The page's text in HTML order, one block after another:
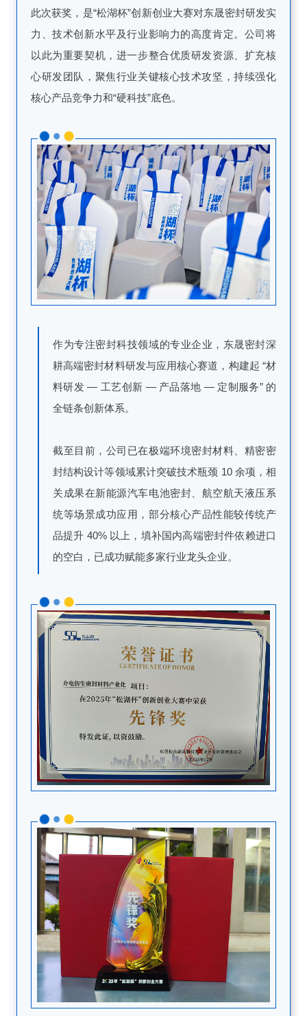
此次获奖，是“松湖杯”创新创业大赛对东晟密封研发实
力、技术创新水平及行业影响力的高度肯定。公司将
以此为重要契机，进一步整合优质研发资源、扩充核
心研发团队，聚焦行业关键核心技术攻坚，持续强化
核心产品竞争力和“硬科技”底色。
作为专注密封科技领域的专业企业，东晟密封深
耕高端密封材料研发与应用核心赛道，构建起 “材
料研发 — 工艺创新 — 产品落地 — 定制服务” 的
全链条创新体系。
截至目前，公司已在极端环境密封材料、精密密
封结构设计等领域累计突破技术瓶颈 10 余项，相
关成果在新能源汽车电池密封、航空航天液压系
统等场景成功应用，部分核心产品性能较传统产
品提升 40% 以上，填补国内高端密封件依赖进口
的空白，已成功赋能多家行业龙头企业。